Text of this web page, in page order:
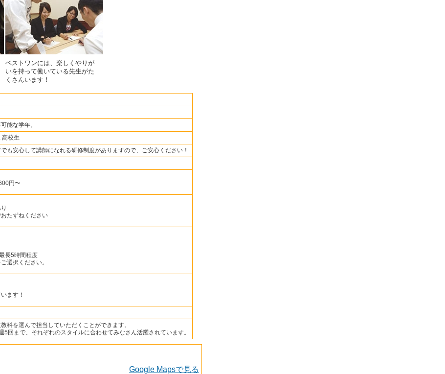
ベストワンには、楽しくやりが
いを持って働いている先生がた
くさんいます！
能な学年。
高校生
も安心して講師になれる研修制度がありますので、ご安心ください！
円〜
たずねください
長5時間程度
選択ください。
ます！
科を選んで担当していただくことができます。
5回まで、それぞれのスタイルに合わせてみなさん活躍されています。
Google Mapsで見る